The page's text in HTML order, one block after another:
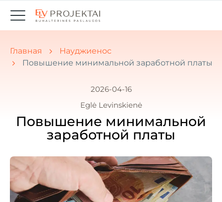
Вы здесь:
Главная
Науджиенос
Повышение минимальной заработной платы
2026-04-16
Eglė Levinskienė
Повышение минимальной
заработной платы